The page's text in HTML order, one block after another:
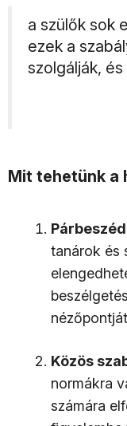
a szülők sok
ezek a
szolgálják,
Mit tehetünk a
tanárok és
Közös
normákra
számára